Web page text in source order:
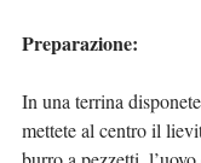
Preparazione:
In una terrina
mettete al centro il